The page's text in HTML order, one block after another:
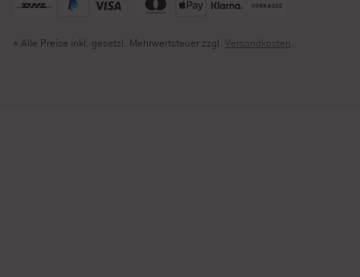
* Alle Preise inkl. gesetzl. Mehrwertsteuer zzgl. Versandkosten